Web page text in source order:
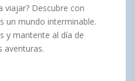
viajar? Descubre con
un mundo interminable.
y mantente al día de
aventuras.